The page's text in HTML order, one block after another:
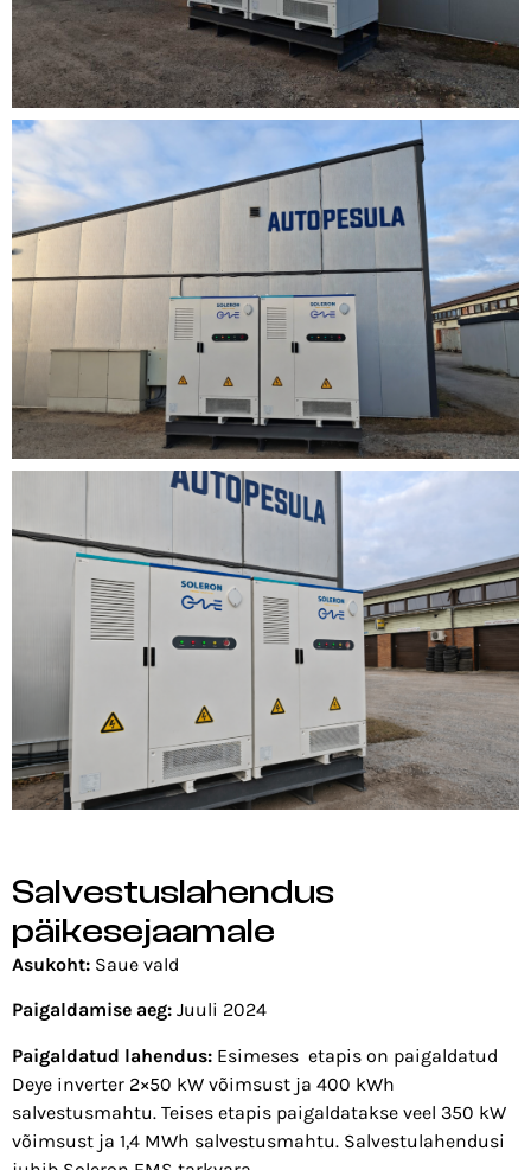
Salvestuslahendus
päikesejaamale
Asukoht: Saue vald
Paigaldamise aeg: Juuli 2024
Paigaldatud lahendus: Esimeses etapis on paigaldatud
Deye inverter 2×50 kW võimsust ja 400 kWh
salvestusmahtu. Teises etapis paigaldatakse veel 350 kW
võimsust ja 1,4 MWh salvestusmahtu. Salvestulahendusi